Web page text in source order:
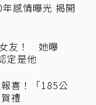
感情曝光 揭開
友！ 她曝
定是他
喜！「185公
禮